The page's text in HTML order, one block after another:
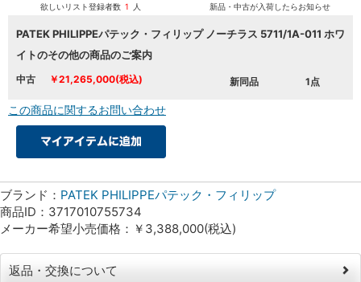
欲しいリスト登録者数 1 人 新品・中古が入荷したらお知らせ
PATEK PHILIPPEパテック・フィリップ ノーチラス 5711/1A-011 ホワ
イトのその他の商品のご案内
中古 ￥21,265,000(税込) 新同品 1点
この商品に関するお問い合わせ
ブランド： PATEK PHILIPPEパテック・フィリップ
商品ID：3717010755734
メーカー希望小売価格：￥3,388,000(税込)
返品・交換について